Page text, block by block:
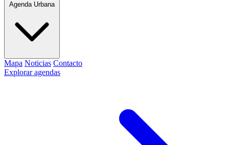
Agenda Urbana
Mapa Noticias Contacto
Explorar agendas